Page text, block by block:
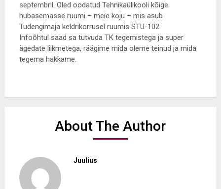
septembril. Oled oodatud Tehnikaülikooli kõige
hubasemasse ruumi – meie koju – mis asub
Tudengimaja keldrikorrusel ruumis STU-102.
Infoõhtul saad sa tutvuda TK tegemistega ja super
ägedate liikmetega, räägime mida oleme teinud ja mida
tegema hakkame.
About The Author
Juulius